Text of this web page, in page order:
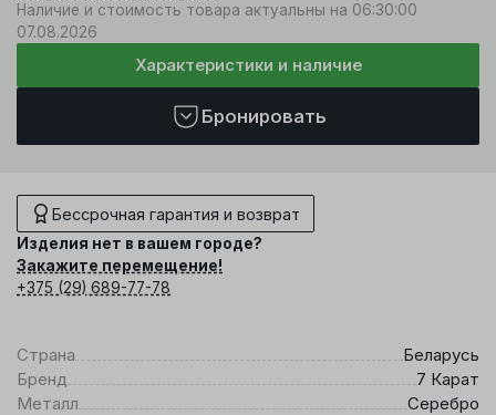
Наличие и стоимость товара актуальны на 06:30:00
07.08.2026
Характеристики и наличие
Бронировать
Бессрочная гарантия и возврат
Изделия нет в вашем городе?
Закажите перемещение!
+375 (29) 689-77-78
Страна
Беларусь
Бренд
7 Карат
Металл
Серебро